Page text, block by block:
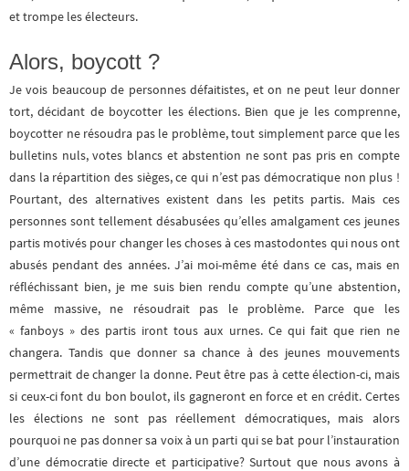
et trompe les électeurs.
Alors, boycott ?
Je vois beaucoup de personnes défaitistes, et on ne peut leur donner
tort, décidant de boycotter les élections. Bien que je les comprenne,
boycotter ne résoudra pas le problème, tout simplement parce que les
bulletins nuls, votes blancs et abstention ne sont pas pris en compte
dans la répartition des sièges, ce qui n’est pas démocratique non plus !
Pourtant, des alternatives existent dans les petits partis. Mais ces
personnes sont tellement désabusées qu’elles amalgament ces jeunes
partis motivés pour changer les choses à ces mastodontes qui nous ont
abusés pendant des années. J’ai moi-même été dans ce cas, mais en
réfléchissant bien, je me suis bien rendu compte qu’une abstention,
même massive, ne résoudrait pas le problème. Parce que les
« fanboys » des partis iront tous aux urnes. Ce qui fait que rien ne
changera. Tandis que donner sa chance à des jeunes mouvements
permettrait de changer la donne. Peut être pas à cette élection-ci, mais
si ceux-ci font du bon boulot, ils gagneront en force et en crédit. Certes
les élections ne sont pas réellement démocratiques, mais alors
pourquoi ne pas donner sa voix à un parti qui se bat pour l’instauration
d’une démocratie directe et participative? Surtout que nous avons à